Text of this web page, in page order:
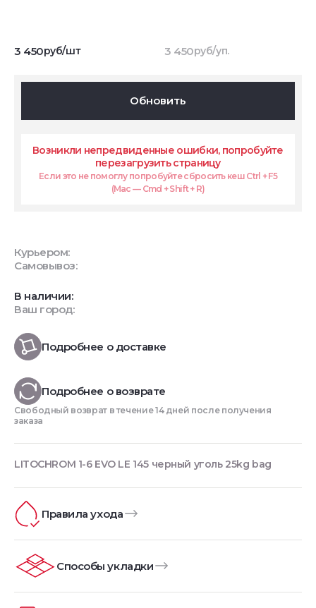
3 450руб/шт 3 450руб/уп.
Обновить
Возникли непредвиденные ошибки, попробуйте
перезагрузить страницу
Если это не помоглу попробуйте сбросить кеш Ctrl + F5
(Mac — Cmd + Shift + R)
Курьером:
Самовывоз:
В наличии:
Ваш город:
Подробнее о доставке
Подробнее о возврате
Свободный возврат в течение 14 дней после получения
заказа
LITOCHROM 1-6 EVO LE 145 черный уголь 25kg bag
Правила ухода
Способы укладки